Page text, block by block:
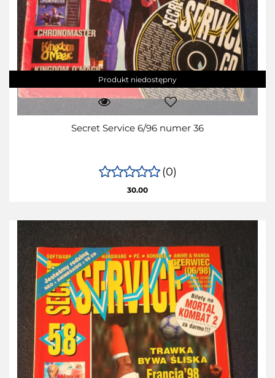
Produkt niedostępny
Secret Service 6/96 numer 36
(0)
30.00